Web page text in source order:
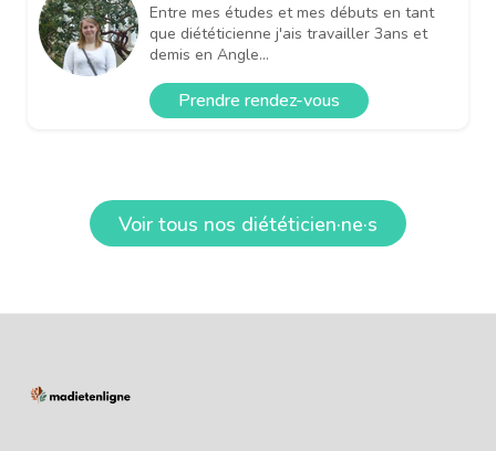
Entre mes études et mes débuts en tant
que diététicienne j'ais travailler 3ans et
demis en Angle...
Prendre rendez-vous
Voir tous nos diététicien·ne·s